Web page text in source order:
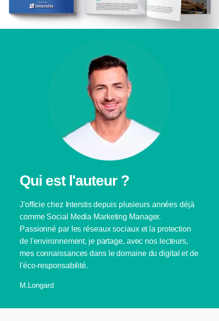
Qui est l'auteur ?
J'officie chez Interstis depuis plusieurs années déjà
comme Social Media Marketing Manager.
Passionné par les réseaux sociaux et la protection
de l'environnement, je partage, avec nos lecteurs,
mes connaissances dans le domaine du digital et de
l'éco-responsabilité.
M.Longard